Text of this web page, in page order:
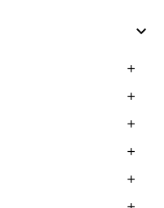





